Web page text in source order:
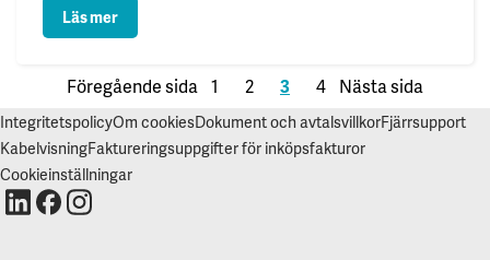
Läs mer: JNT och Herrfors grundar IT-bolag
Föregående sida 1 2 3 4 Nästa sida
IntegritetspolicyOm cookiesDokument och avtalsvillkorFjärrsupport
KabelvisningFaktureringsuppgifter för inköpsfakturor
Cookieinställningar